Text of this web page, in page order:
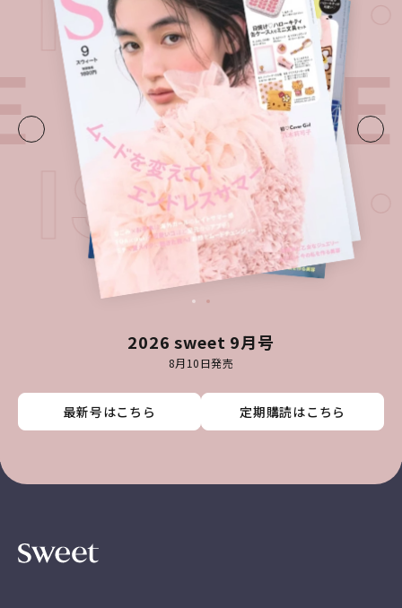
2026 sweet 9月号
8月10日発売
最新号はこちら 定期購読はこちら
最新号はこちら 定期購読はこちら
最新号はこちら 定期購読はこちら
最新号はこちら 定期購読はこちら
ISSUE